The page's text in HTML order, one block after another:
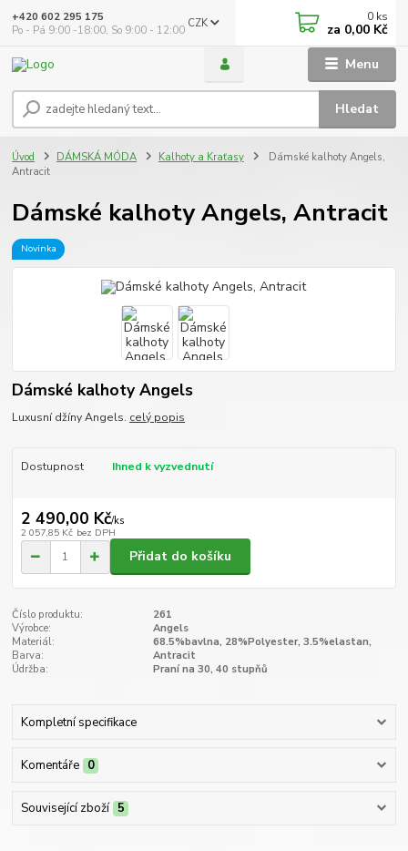
Menu
CZK
Hledat
+420 602 295 175
Po - Pá 9:00 -18:00, So 9:00 - 12:00
0 ks
za 0,00 Kč
Úvod DÁMSKÁ MÓDA Kalhoty a Kraťasy
Dámské kalhoty Angels,
Antracit
Dámské kalhoty Angels, Antracit
Novinka
Dámské kalhoty Angels
Luxusní džíny Angels. celý popis
Dostupnost Ihned k vyzvednutí
2 490,00 Kč/ks
2 057,85 Kč bez DPH
Přidat do košíku
Číslo produktu:
261
Výrobce:
Angels
Materiál:
68.5%bavlna, 28%Polyester, 3.5%elastan,
Barva:
Antracit
Údržba:
Praní na 30, 40 stupňů
Kompletní specifikace
Komentáře 0
Související zboží 5